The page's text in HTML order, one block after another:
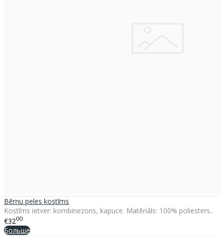
Bērnu peles kostīms
Kostīms ietver: kombinezons, kapuce. Matēriāls: 100% poliesters..
€3200
Больше